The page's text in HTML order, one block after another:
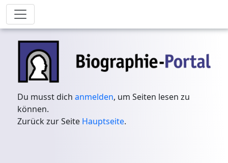
Du musst dichanmelden, um Seiten lesen zu
können.
Zurück zur Seite Hauptseite.